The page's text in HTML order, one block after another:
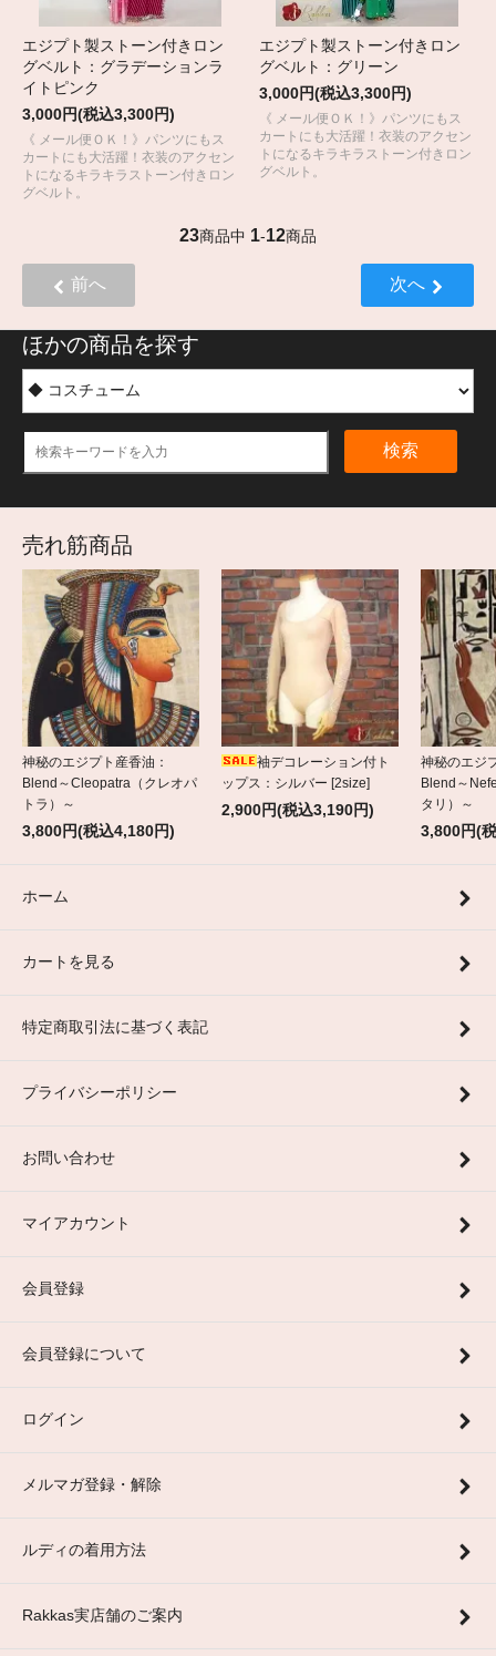
エジプト製ストーン付きロン
グベルト：グラデーションラ
イトピンク
3,000円(税込3,300円)
《 メール便ＯＫ！》パンツにもス
カートにも大活躍！衣装のアクセン
トになるキラキラストーン付きロン
グベルト。
エジプト製ストーン付きロン
グベルト：グリーン
3,000円(税込3,300円)
《 メール便ＯＫ！》パンツにもス
カートにも大活躍！衣装のアクセン
トになるキラキラストーン付きロン
グベルト。
23商品中 1-12商品
前へ 次へ
ほかの商品を探す
検索
売れ筋商品
神秘のエジプト産香油：
Blend～Cleopatra（クレオパ
トラ）～
3,800円(税込4,180円)
袖デコレーション付ト
ップス：シルバー [2size]
2,900円(税込3,190円)
神秘のエジ
Blend～
タリ）～
3,800円(
ホーム
カートを見る
特定商取引法に基づく表記
プライバシーポリシー
お問い合わせ
マイアカウント
会員登録
会員登録について
ログイン
メルマガ登録・解除
ルディの着用方法
Rakkas実店舗のご案内